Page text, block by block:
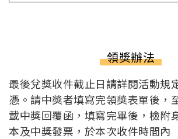
領獎辦法
最後兌獎收件截止日請詳閱活動規
憑。請中獎者填寫完領獎表單後，
載中獎回覆函，填寫完畢後，檢附
本及中獎發票，於本次收件時間內